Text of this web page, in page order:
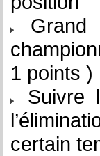
Grand
1 points )
Suivre
certain